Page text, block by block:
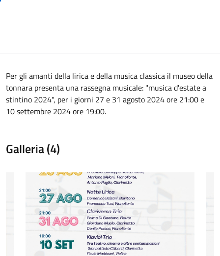
Per gli amanti della lirica e della musica classica il museo della
tonnara presenta una rassegna musicale: "musica d'estate a
stintino 2024", per i giorni 27 e 31 agosto 2024 ore 21:00 e
10 settembre 2024 ore 19:00.
Galleria (4)